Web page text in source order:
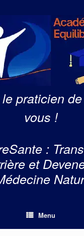
praticien
vous !
:
et
Menu